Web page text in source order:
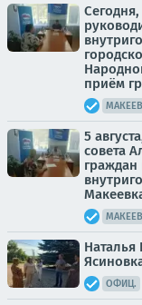
приём
5
совета
Наталья
ОФИЦ.